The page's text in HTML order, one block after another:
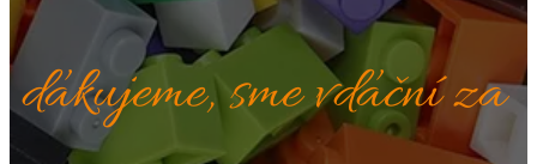
ďakujeme, sme vďační za